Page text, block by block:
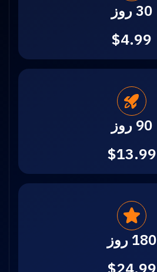
30 روز
$4.99
90 روز
$13.99
180 روز
$24.99